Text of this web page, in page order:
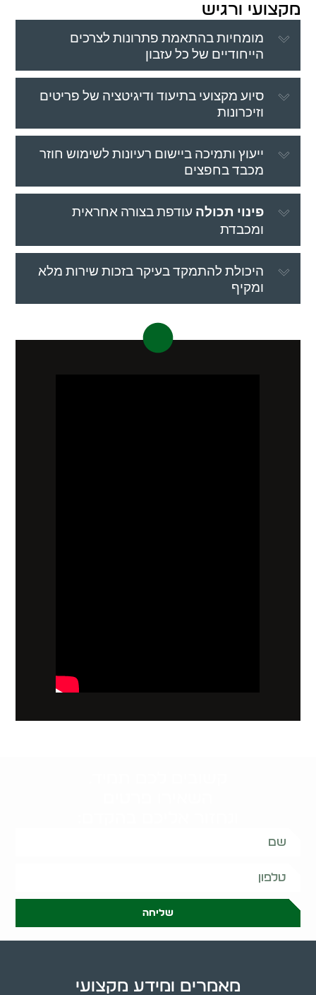
מקצועי ורגיש
מומחיות בהתאמת פתרונות לצרכים
הייחודיים של כל עזבון
סיוע מקצועי בתיעוד ודיגיטציה של פריטים
וזיכרונות
ייעוץ ותמיכה ביישום רעיונות לשימוש חוזר
מכבד בחפצים
פינוי תכולה עודפת בצורה אחראית
ומכבדת
היכולת להתמקד בעיקר בזכות שירות מלא
ומקיף
שליחה
מאמרים ומידע מקצועי